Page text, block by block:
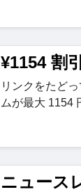
¥1154 割
リンクをたど
ムが最大 1154
ニュース